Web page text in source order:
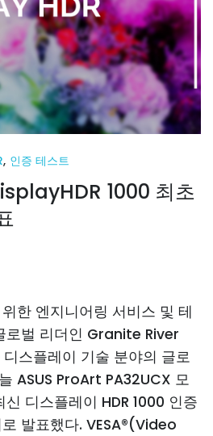
, 인증 테스트
1000 최초
한 엔지니어링 서비스 및 테
로벌 리더인 Granite River
스플레이 기술 분야의 글로
ASUS ProArt PA32UCX 모
디스플레이 HDR 1000 인증
발표했다. VESA®(Video